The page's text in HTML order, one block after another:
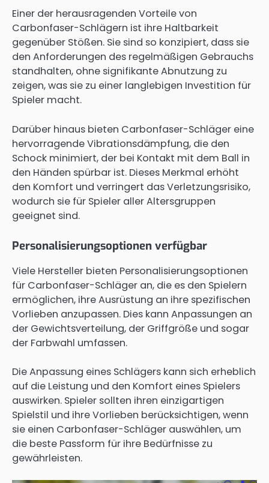
Einer der herausragenden Vorteile von
Carbonfaser-Schlägern ist ihre Haltbarkeit
gegenüber Stößen. Sie sind so konzipiert, dass sie
den Anforderungen des regelmäßigen Gebrauchs
standhalten, ohne signifikante Abnutzung zu
zeigen, was sie zu einer langlebigen Investition für
Spieler macht.
Darüber hinaus bieten Carbonfaser-Schläger eine
hervorragende Vibrationsdämpfung, die den
Schock minimiert, der bei Kontakt mit dem Ball in
den Händen spürbar ist. Dieses Merkmal erhöht
den Komfort und verringert das Verletzungsrisiko,
wodurch sie für Spieler aller Altersgruppen
geeignet sind.
Personalisierungsoptionen verfügbar
Viele Hersteller bieten Personalisierungsoptionen
für Carbonfaser-Schläger an, die es den Spielern
ermöglichen, ihre Ausrüstung an ihre spezifischen
Vorlieben anzupassen. Dies kann Anpassungen an
der Gewichtsverteilung, der Griffgröße und sogar
der Farbwahl umfassen.
Die Anpassung eines Schlägers kann sich erheblich
auf die Leistung und den Komfort eines Spielers
auswirken. Spieler sollten ihren einzigartigen
Spielstil und ihre Vorlieben berücksichtigen, wenn
sie einen Carbonfaser-Schläger auswählen, um
die beste Passform für ihre Bedürfnisse zu
gewährleisten.